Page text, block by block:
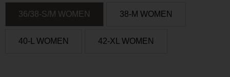
36/38-S/M WOMEN 38-M WOMEN
40-L WOMEN 42-XL WOMEN